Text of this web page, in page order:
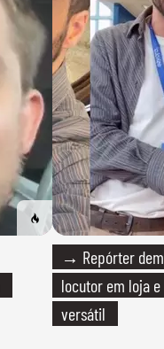
→ Repórter
locutor em loja
versátil